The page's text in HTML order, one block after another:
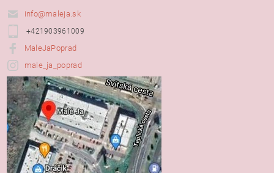
info@maleja.sk
+421903961009
MaleJaPoprad
male_ja_poprad